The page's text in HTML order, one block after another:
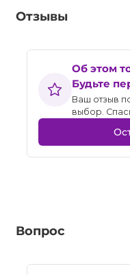
Отзывы
Об этом
Будьте
Ваш отзыв
выбор.
Вопрос